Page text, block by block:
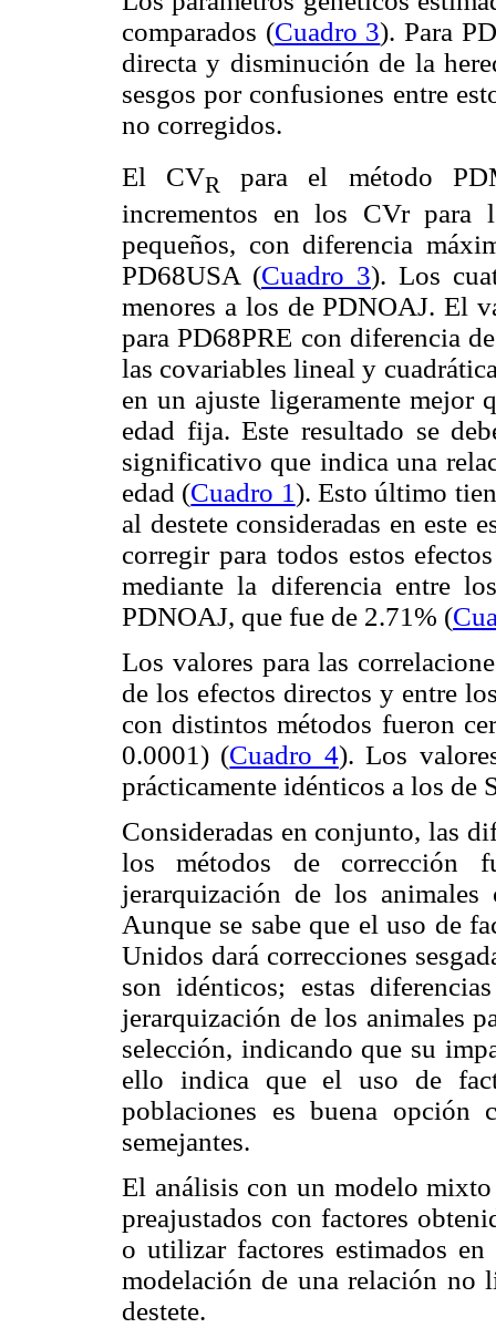
comparados (Cuadro 3). Para
directa y disminución de la
sesgos por confusiones entre
no corregidos.
El CVR para el método
incrementos en los CVr para
pequeños, con diferencia
PD68USA (Cuadro 3). Los
menores a los de PDNOAJ. El
para PD68PRE con diferencia
las covariables lineal y
en un ajuste ligeramente mejor
edad fija. Este resultado se
significativo que indica una
edad (Cuadro 1). Esto último
al destete consideradas en este
corregir para todos estos
mediante la diferencia entre
PDNOAJ, que fue de 2.71% (
Los valores para las
de los efectos directos y entre
con distintos métodos fueron
0.0001) (Cuadro 4). Los
prácticamente idénticos a los de
Consideradas en conjunto, las
los métodos de corrección
jerarquización de los
Aunque se sabe que el uso de
Unidos dará correcciones
son idénticos; estas
jerarquización de los animales
selección, indicando que su
ello indica que el uso de
poblaciones es buena opción
semejantes.
El análisis con un modelo
preajustados con factores
o utilizar factores estimados
modelación de una relación no
destete.